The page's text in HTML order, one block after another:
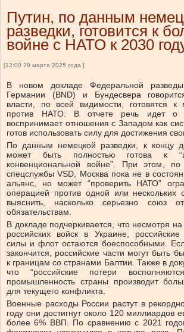
Путин, по данным
разведки, готовится к
войне с НАТО к 2030
[12:00 29 марта 2025 года ]
В новом докладе Федеральной
Германии (BND) и Бундесвера
власти, по всей видимости, готовятся к
против НАТО. В отчете речь идет о
воспринимает отношения с Западом как
готов использовать силу для достижения
По данным немецкой разведки, к концу
может быть полностью готова к
конвенциональной войне”. При этом, по
спецслужбы VSD, Москва пока не в
альянс, но может “проверить НАТО”
операцией против одной или нескольких
выяснить, насколько серьезно союз
обязательствам.
В докладе подчеркивается, что несмотря на
российских войск в Украине,
силы и флот остаются боеспособными.
закончится, российские части могут быть
к границам со странами Балтии. Также в
что “российские потери
промышленность страны производит
для текущего конфликта.
Военные расходы России растут в
году они достигнут около 120 миллиардов
более 6% ВВП. По сравнению с 2021